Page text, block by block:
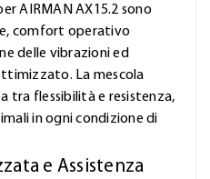
AIRMAN AX15.2 sono
comfort operativo
delle vibrazioni ed
La mescola
tra flessibilità e resistenza,
in ogni condizione di
e Assistenza